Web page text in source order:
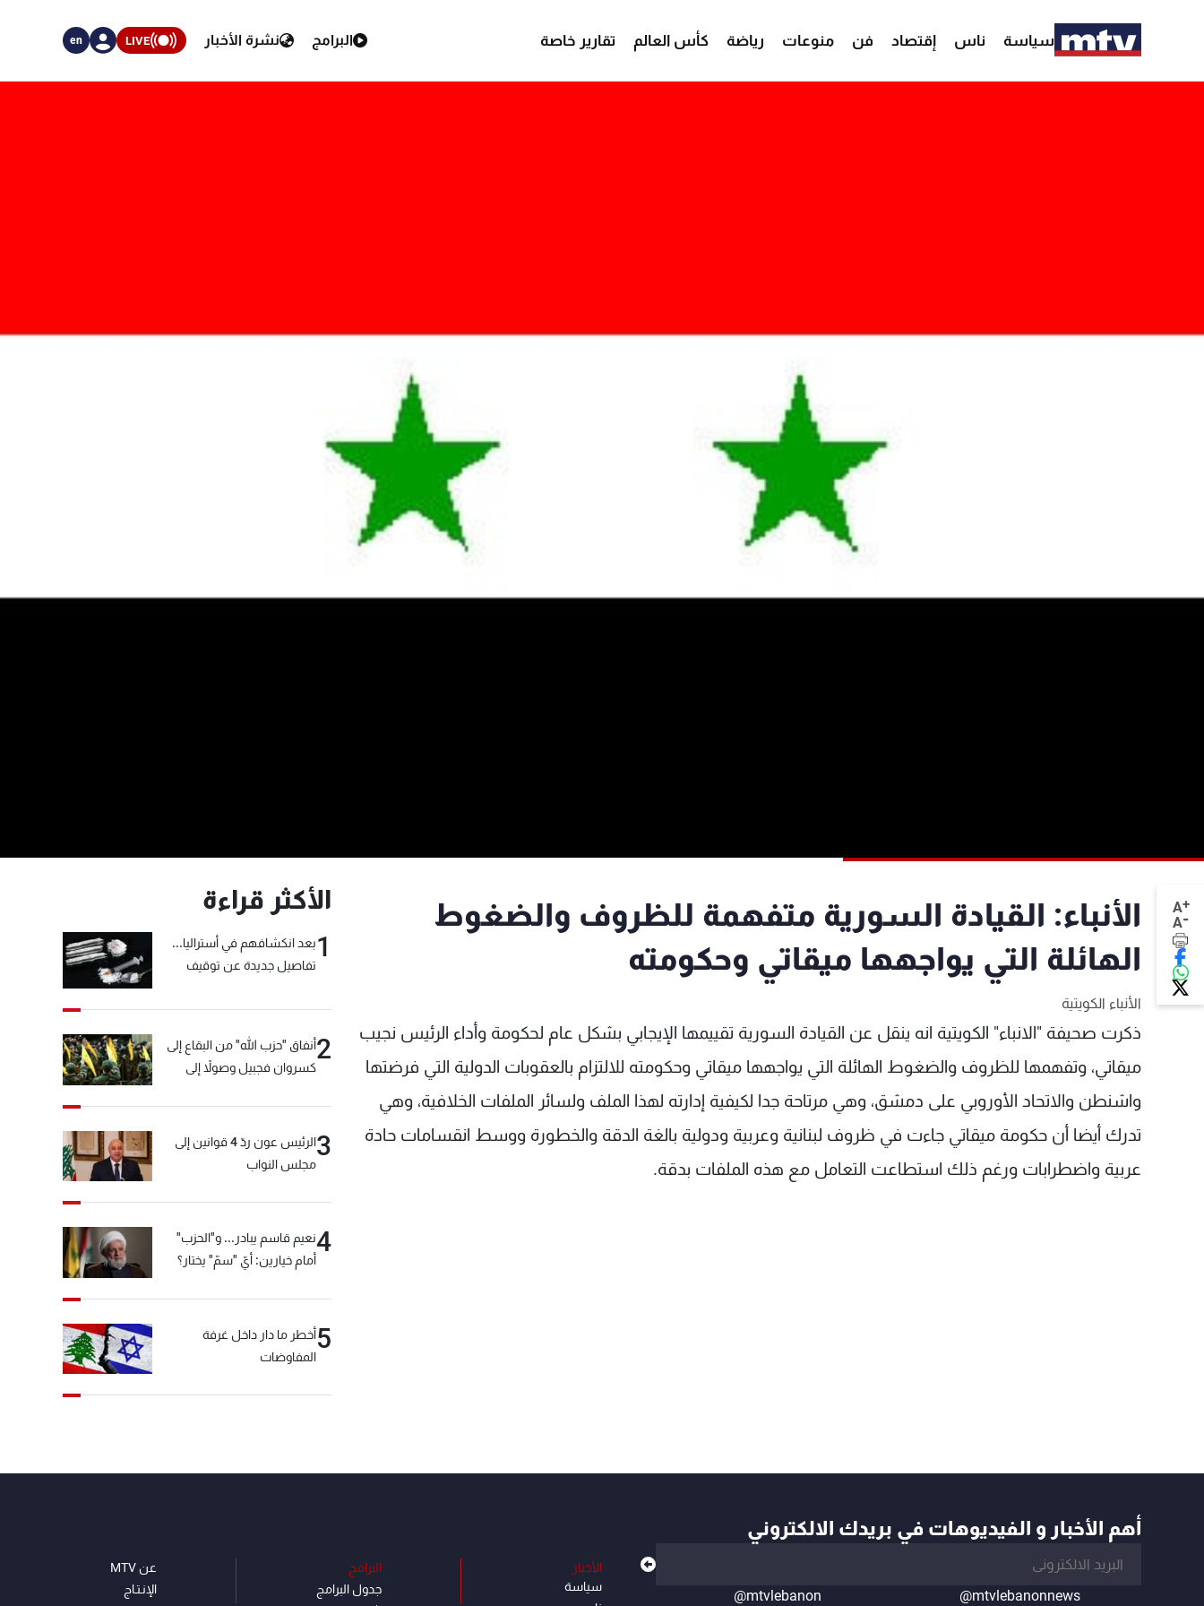
سياسة ناس إقتصاد فن منوعات رياضة كأس العالم تقارير خاصة البرامج نشرة الأخبار LIVE
en
A+
A-
الأنباء: القيادة السورية متفهمة للظروف والضغوط
الهائلة التي يواجهها ميقاتي وحكومته
الأنباء الكويتية
ذكرت صحيفة "الانباء" الكويتية انه ينقل عن القيادة السورية تقييمها الإيجابي بشكل عام لحكومة وأداء الرئيس نجيب
ميقاتي، وتفهمها للظروف والضغوط الهائلة التي يواجهها ميقاتي وحكومته للالتزام بالعقوبات الدولية التي فرضتها
واشنطن والاتحاد الأوروبي على دمشق، وهي مرتاحة جدا لكيفية إدارته لهذا الملف ولسائر الملفات الخلافية، وهي
تدرك أيضا أن حكومة ميقاتي جاءت في ظروف لبنانية وعربية ودولية بالغة الدقة والخطورة ووسط انقسامات حادة
عربية واضطرابات ورغم ذلك استطاعت التعامل مع هذه الملفات بدقة.
الأكثر قراءة
1بعد انكشافهم في أستراليا...
تفاصيل جديدة عن توقيف
2أنفاق "حزب الله" من البقاع إلى
كسروان فجبيل وصولاً إلى
3
الرئيس عون ردّ 4 قوانين إلى
مجلس النواب
4نعيم قاسم يبادر... و"الحزب"
أمام خيارين: أيّ "سمّ" يختار؟
5أخطر ما دار داخل غرفة
المفاوضات
أهم الأخبار و الفيديوهات في بريدك الالكتروني
@mtvlebanonnews
@mtvlebanon
الأخبار
سياسة
البرامج
جدول البرامج
عن MTV
الإنـتـاج